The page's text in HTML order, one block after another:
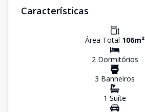
Características
Área Total 106m²
2Dormitórios
3 Banheiros
1 Suíte